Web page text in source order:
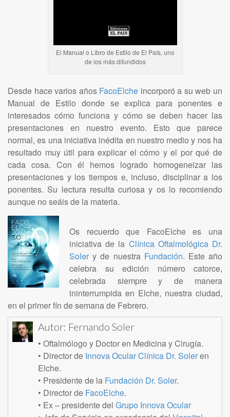
El Manual o Libro de Estilo de El País, uno
de los más difundidos
Desde hace varios años FacoElche incorporó a su web un
Manual de Estilo donde se explica para ponentes e
interesados cómo funciona y cómo se deben hacer las
presentaciones en nuestro evento. Esto que parece
normal, es una iniciativa inédita en nuestro medio y nos ha
resultado muy útil para explicar el cómo y el por qué de
cada cosa. Con él hemos logrado homogeneizar las
presentaciones y los tiempos e, incluso, disciplinar a los
ponentes. Su lectura resulta curiosa y os lo recomiendo
aunque no seáis de la materia.
Os recuerdo que FacoElche es una
iniciativa de la Clínica Oftalmológica Dr.
Soler y de nuestra Fundación. Este año
celebra su edición número catorce,
celebrada siempre y de manera
ininterrumpida en Elche, nuestra ciudad,
en el primer fín de semana de Febrero.
Autor: Fernando Soler
• Oftalmólogo y Doctor en Medicina y Cirugía.
• Director de Innova Ocular Clínica Dr. Soleren
Elche.
• Presidente de la Fundación Dr. Soler.
• Director de FacoElche.
• Ex – presidente delGrupo Innova Ocular